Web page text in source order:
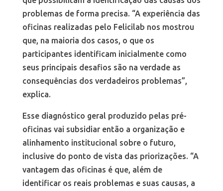
problemas de forma precisa. “A experiência das
oficinas realizadas pelo Felicilab nos mostrou
que, na maioria dos casos, o que os
participantes identificam inicialmente como
seus principais desafios são na verdade as
consequências dos verdadeiros problemas”,
explica.
Esse diagnóstico geral produzido pelas pré-
oficinas vai subsidiar então a organização e
alinhamento institucional sobre o futuro,
inclusive do ponto de vista das priorizações. “A
vantagem das oficinas é que, além de
identificar os reais problemas e suas causas, a